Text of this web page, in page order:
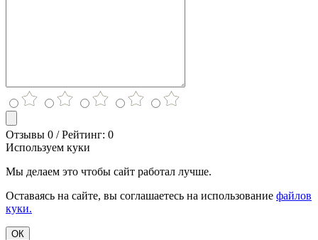
Отзывы 0 / Рейтинг: 0
Используем куки
Мы делаем это чтобы сайт работал лучше.
Оставаясь на сайте, вы соглашаетесь на использование файлов
куки.
ОК